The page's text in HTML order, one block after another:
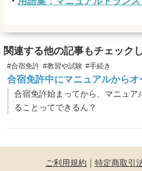
関連する他の記事もチェック
#合宿免許 #教習や試験 #手続き
合宿免許中にマニュアルからオ
合宿免許始まってから、マニュア
ることってできるん？
ご利用規約 ｜ 特定商取引